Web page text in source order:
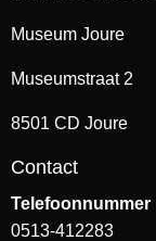
Museum Joure
Museumstraat 2
8501 CD Joure
Contact
Telefoonnummer
0513-412283